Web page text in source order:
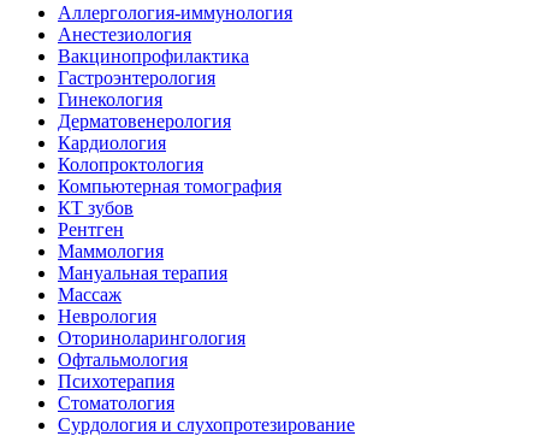
Аллергология-иммунология
Анестезиология
Вакцинопрофилактика
Гастроэнтерология
Гинекология
Дерматовенерология
Кардиология
Колопроктология
Компьютерная томография
КТ зубов
Рентген
Маммология
Мануальная терапия
Массаж
Неврология
Оториноларингология
Офтальмология
Психотерапия
Стоматология
Сурдология и слухопротезирование